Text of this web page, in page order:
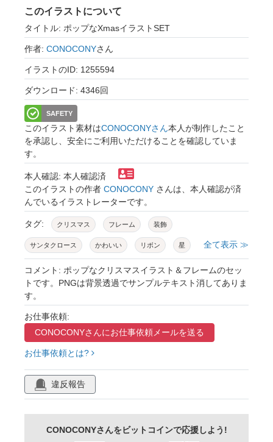
このイラストについて
タイトル: ポップなXmasイラストSET
作者: CONOCONYさん
イラストのID: 1255594
ダウンロード: 4346回
SAFETY
このイラスト素材はCONOCONYさん本人が制作したこと
を承認し、安全にご利用いただけることを確認していま
す。
本人確認: 本人確認済
このイラストの作者 CONOCONY さんは、本人確認が済
んでいるイラストレーターです。
タグ: クリスマス フレーム 装飾
サンタクロース かわいい リボン 星
吹き出し イラスト 飾り
タイトル 雪 ケーキ ベル 花
プレゼント 雪だるま ろうそく 手描き
カード グリーティング メッセージカード
見出し あしらい
リース ポップ おしゃれ イベント
お祭り チラシ
クリスマスツリー ギフト 手紙
全て表示 ≫
コメント: ポップなクリスマスイラスト＆フレームのセッ
トです。PNGは背景透過でサンプルテキスト消してありま
す。
お仕事依頼:
CONOCONYさんにお仕事依頼メールを送る
お仕事依頼とは?
違反報告
CONOCONYさんをビットコインで応援しよう!